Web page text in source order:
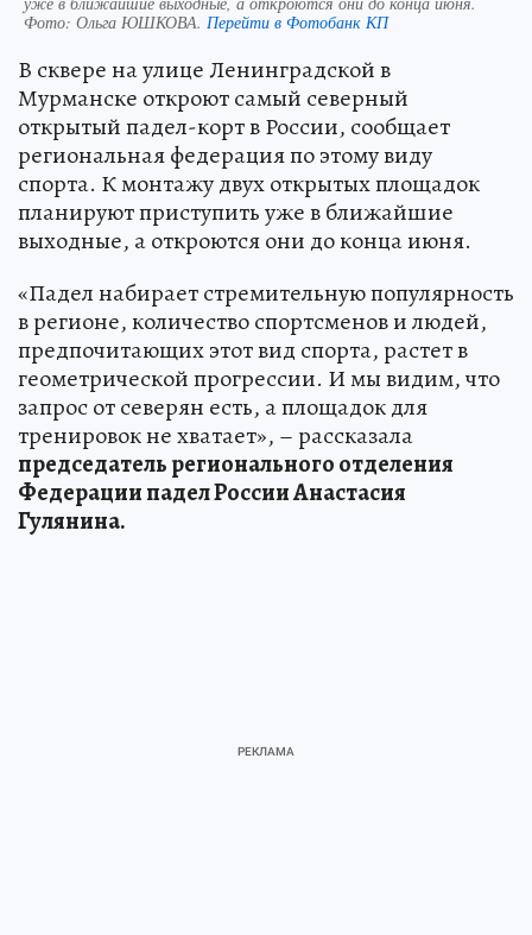
Фото: Ольга ЮШКОВА. Перейти в Фотобанк КП
В сквере на улице Ленинградской в
Мурманске откроют самый северный
открытый падел-корт в России, сообщает
региональная федерация по этому виду
спорта. К монтажу двух открытых площадок
планируют приступить уже в ближайшие
выходные, а откроются они до конца июня.
«Падел набирает стремительную популярность
в регионе, количество спортсменов и людей,
предпочитающих этот вид спорта, растет в
геометрической прогрессии. И мы видим, что
запрос от северян есть, а площадок для
тренировок не хватает», – рассказала
председатель регионального отделения
Федерации падел России Анастасия
Гулянина.